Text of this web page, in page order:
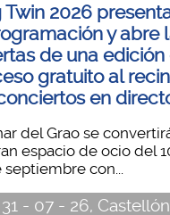
Twin 2026
y abre
de una edición
gratuito al
en
del Grao se
espacio de ocio del
septiembre con...
31 - 07 - 26, Castellón